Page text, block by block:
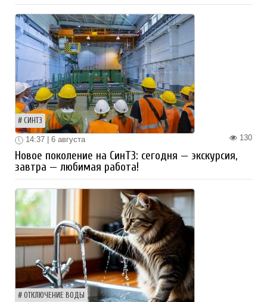
СИНТЗ
130
14:37 | 6 августа
Новое поколение на СинТЗ: сегодня — экскурсия,
завтра — любимая работа!
ОТКЛЮЧЕНИЕ ВОДЫ